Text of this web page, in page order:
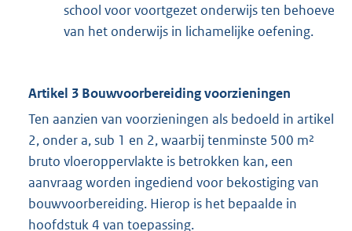
school voor voortgezet onderwijs ten behoeve
van het onderwijs in lichamelijke oefening.
Artikel 3 Bouwvoorbereiding voorzieningen
Ten aanzien van voorzieningen als bedoeld in artikel
2, onder a, sub 1 en 2, waarbij tenminste 500 m²
bruto vloeroppervlakte is betrokken kan, een
aanvraag worden ingediend voor bekostiging van
bouwvoorbereiding. Hierop is het bepaalde in
hoofdstuk 4 van toepassing.